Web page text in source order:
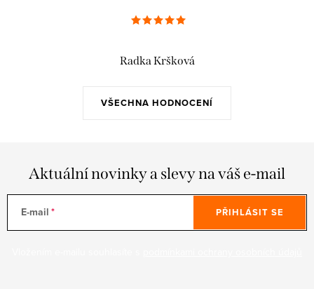
VŠECHNA HODNOCENÍ
Radka Kršková
Aktuální novinky a slevy na váš e-mail
E-mail PŘIHLÁSIT SE